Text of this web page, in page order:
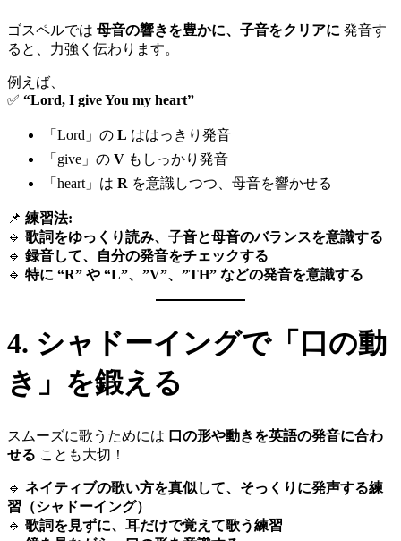
ゴスペルでは 母音の響きを豊かに、子音をクリアに 発音す
ると、力強く伝わります。
例えば、
✅ “Lord, I give You my heart”
「Lord」の L ははっきり発音
「give」の V もしっかり発音
「heart」は R を意識しつつ、母音を響かせる
📌 練習法:
🔹 歌詞をゆっくり読み、子音と母音のバランスを意識する
🔹 録音して、自分の発音をチェックする
🔹 特に “R” や “L”、”V”、”TH” などの発音を意識する
4. シャドーイングで「口の動
き」を鍛える
スムーズに歌うためには 口の形や動きを英語の発音に合わ
せる ことも大切！
🔹 ネイティブの歌い方を真似して、そっくりに発声する練
習（シャドーイング）
🔹 歌詞を見ずに、耳だけで覚えて歌う練習